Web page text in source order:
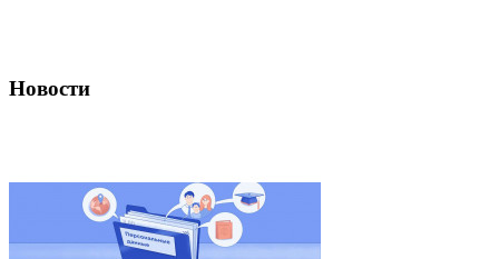
Новости